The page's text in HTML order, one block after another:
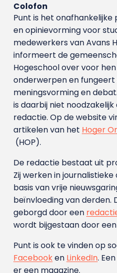
Colofon
Punt is het
en opinievorming voor
medewerkers van Avans
informeert de
Hogeschool over voor
onderwerpen en fungeert
meningsvorming en
is daarbij niet
redactie. Op de website
artikelen van het Hoger
(HOP).
De redactie bestaat uit
Zij werken in
basis van vrije
beïnvloeding van derden.
geborgd door een
wordt bijgestaan door
Punt is ook te vinden op
Facebooken LinkedIn.
er een magazine.